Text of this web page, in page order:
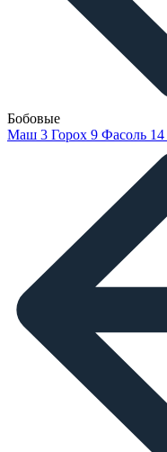
Бобовые
Маш 3 Горох 9 Фасоль 14